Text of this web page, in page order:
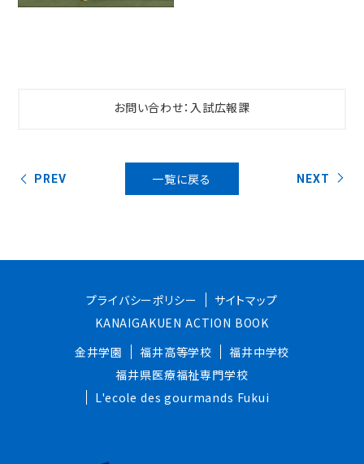
お問い合わせ：入試広報課
PREV 一覧に戻る NEXT
プライバシーポリシー
サイトマップ
KANAIGAKUEN ACTION BOOK
金井学園
福井高等学校
福井中学校
福井県医療福祉専門学校
L'ecole des gourmands Fukui